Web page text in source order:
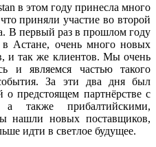
в этом году принесла много
приняли участие во второй
В первый раз в прошлом году
Астане, очень много новых
и так же клиентов. Мы очень
и являемся частью такого
За эти два дня был
о предстоящем партнёрстве с
а также прибалтийскими,
нашли новых поставщиков,
идти в светлое будущее.